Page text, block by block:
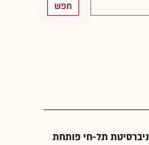
חפש
תל-חי פותחת